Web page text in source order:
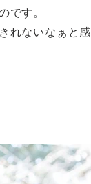
です。
れないなぁと感